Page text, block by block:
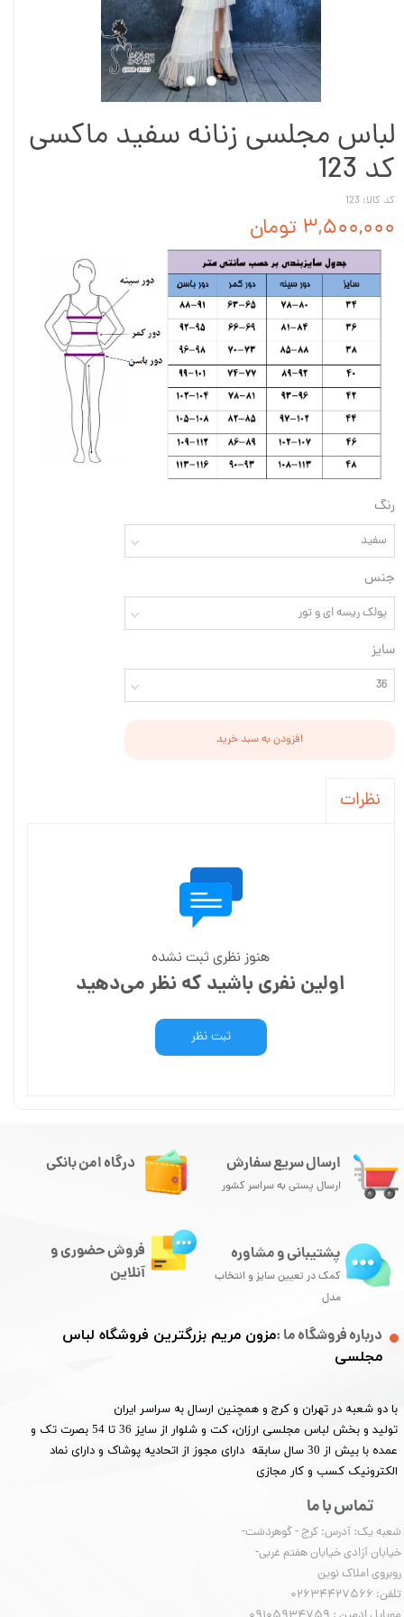
لباس مجلسی زنانه سفید ماکسی
کد 123
کد کالا: 123
۳,۵۰۰,۰۰۰ تومان
رنگ
سفید
جنس
پولک ریسه ای و تور
سایز
36
افزودن به سبد خرید
نظرات
هنوز نظری ثبت نشده
اولین نفری باشید که نظر می‌دهید
ثبت نظر
ارسال سریع سفارش
ارسال پستی به سراسر کشور
درباره فروشگاه ما :مزون مریم بزرگترین فروشگاه لباس
مجلسی
با دو شعبه در تهران و کرج و همچنین ارسال به سراسر ایران
تولید و بخش لباس مجلسی ارزان، کت و شلوار از سایز 36 تا 54 بصرت تک و
عمده با بیش از 30 سال سابقه دارای مجوز از اتحادیه پوشاک و دارای نماد
الکترونیک کسب و کار مجازی
تماس با ما
شعبه یک: آدرس: کرج - گوهردشت-
خیابان آزادی خیابان هفتم غربی-
روبروی املاک نوین
​​​​​​​تلفن: 02634427566
درگاه امن بانکی
پشتیبانی و مشاوره
کمک در تعیین سایز و انتخاب
مدل
فروش حضوری و
آنلاین